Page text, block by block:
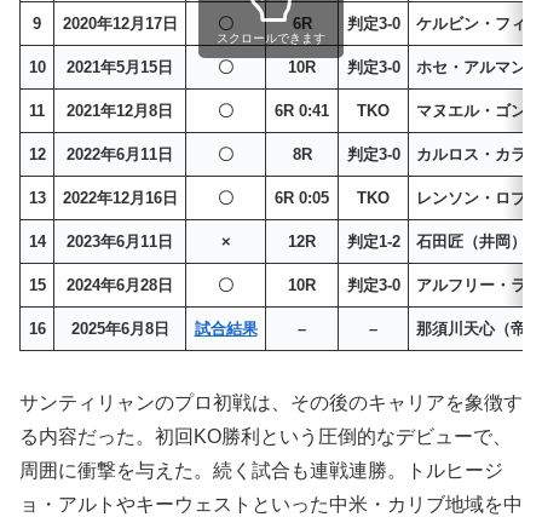
9 2020年12月17日 〇 6R 判定3-0 ケルビン・フィ
10 2021年5月15日 〇 10R 判定3-0 ホセ・アルマン
11 2021年12月8日 〇 6R 0:41 TKO マヌエル・ゴン
12 2022年6月11日 〇 8R 判定3-0 カルロス・カラ
13 2022年12月16日 〇 6R 0:05 TKO レンソン・ロブ
14 2023年6月11日 × 12R 判定1-2 石田匠（井岡）
15 2024年6月28日 〇 10R 判定3-0 アルフリー・ラ
16 2025年6月8日 試合結果 – – 那須川天心（帝
スクロールできます
サンティリャンのプロ初戦は、その後のキャリアを象徴す
る内容だった。初回KO勝利という圧倒的なデビューで、
周囲に衝撃を与えた。続く試合も連戦連勝。トルヒージ
ョ・アルトやキーウェストといった中米・カリブ地域を中